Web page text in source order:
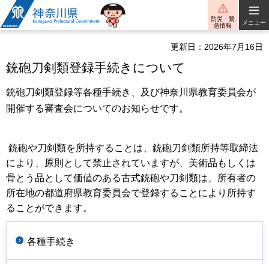
神奈川県
防災・緊
急情報
メニュー
更新日：2026年7月16日
銃砲刀剣類登録手続きについて
銃砲刀剣類登録等各種手続き、及び神奈川県教育委員会が
開催する審査会についてのお知らせです。
銃砲や刀剣類を所持することは、銃砲刀剣類所持等取締法
により、原則として禁止されていますが、美術品もしくは
骨とう品として価値のある古式銃砲や刀剣類は、所有者の
所在地の都道府県教育委員会で登録することにより所持す
ることができます。
各種手続き